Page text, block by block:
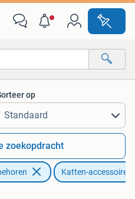
op
zoekopdracht
Katten-accessoires